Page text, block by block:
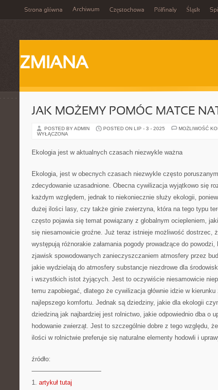
Strona główna Archiwum Częstochowa Półfinały Śląsk
ZMIANA
JAK MOŻEMY POMÓC MATCE
POSTED BY ADMIN POSTED ON LIP - 3 - 2025
MOŻLIWOŚĆ
WYŁĄCZONA
Ekologia jest w aktualnych czasach niezwykle ważna
Ekologia, jest w obecnych czasach niezwykle często
zdecydowanie uzasadnione. Obecna cywilizacja wyjątkowo się
każdym względem, jednak to niekoniecznie służy ekologii,
dużej ilości lasy, czy także ginie zwierzyna, która na tego typu
często pojawia się temat powiązany z globalnym ociepleniem,
się niesamowicie groźne. Już teraz istnieje możliwość dostrzec,
występują różnorakie załamania pogody prowadzące do
zjawisk spowodowanych zanieczyszczaniem atmosfery przez
jakie wydzielają do atmosfery substancje niezdrowe dla
i wszystkich istot żyjących. Jest to oczywiście niesamowicie
temu zapobiegać, dlatego że cywilizacja głównie idzie w kierunku
najlepszego komfortu. Jednak są dziedziny, jakie dla ekologii
dziedziną jak najbardziej jest rolnictwo, jakie odpowiednio dba o
hodowanie zwierząt. Jest to szczególnie dobre z tego względu,
ilości w rolnictwie preferuje się naturalne elementy hodowli i
źródło:
———————————
1. artykuł tutaj